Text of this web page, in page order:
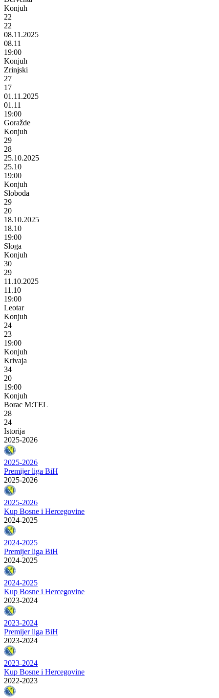
Konjuh
22
22
08.11.2025
08.11
19:00
Konjuh
Zrinjski
27
17
01.11.2025
01.11
19:00
Goražde
Konjuh
29
28
25.10.2025
25.10
19:00
Konjuh
Sloboda
29
20
18.10.2025
18.10
19:00
Sloga
Konjuh
30
29
11.10.2025
11.10
19:00
Leotar
Konjuh
24
23
19:00
Konjuh
Krivaja
34
20
19:00
Konjuh
Borac M:TEL
28
24
Istorija
2025-2026
2025-2026
Premijer liga BiH
2025-2026
2025-2026
Kup Bosne i Hercegovine
2024-2025
2024-2025
Premijer liga BiH
2024-2025
2024-2025
Kup Bosne i Hercegovine
2023-2024
2023-2024
Premijer liga BiH
2023-2024
2023-2024
Kup Bosne i Hercegovine
2022-2023